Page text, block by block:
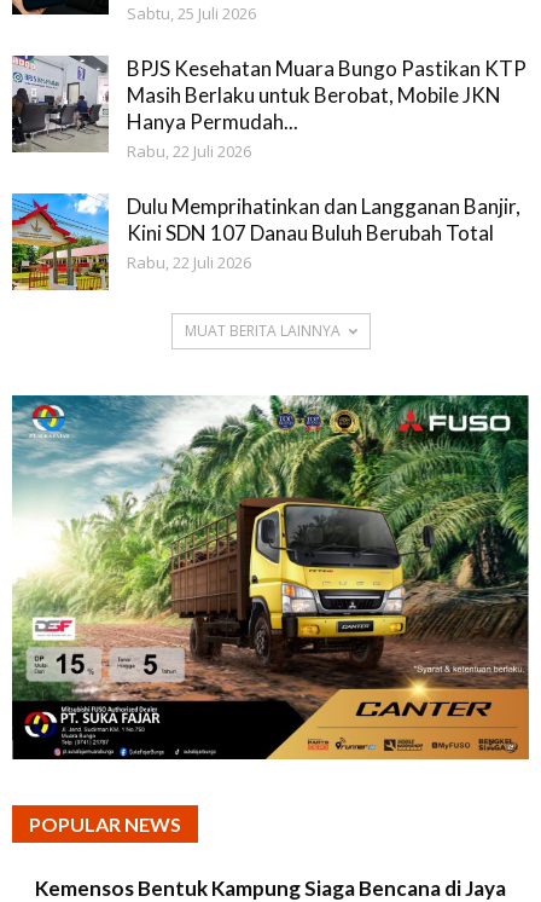
Sabtu, 25 Juli 2026
BPJS Kesehatan Muara Bungo Pastikan KTP
Masih Berlaku untuk Berobat, Mobile JKN
Hanya Permudah...
Rabu, 22 Juli 2026
Dulu Memprihatinkan dan Langganan Banjir,
Kini SDN 107 Danau Buluh Berubah Total
Rabu, 22 Juli 2026
MUAT BERITA LAINNYA
POPULAR NEWS
Kemensos Bentuk Kampung Siaga Bencana di Jaya